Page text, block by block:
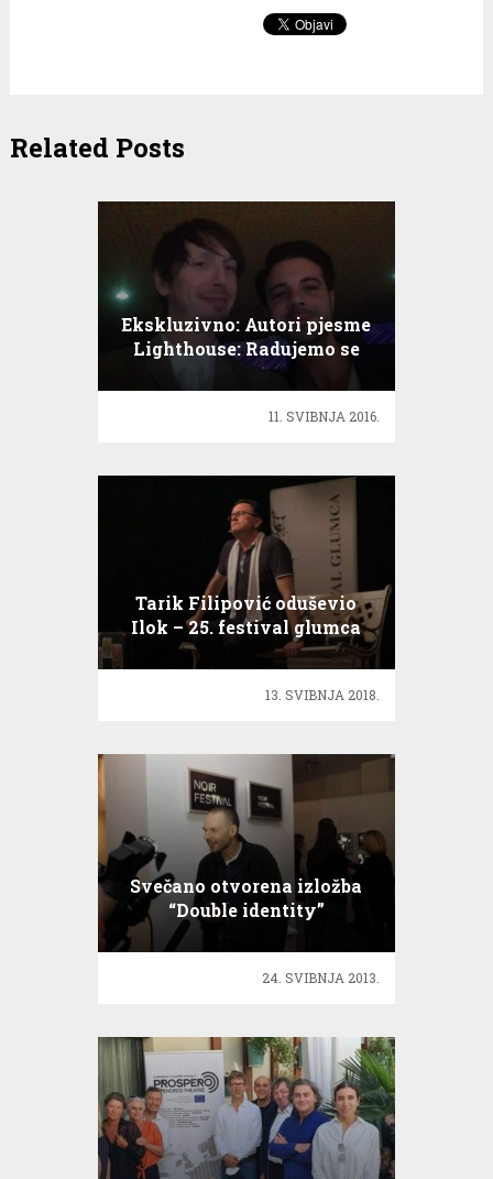
Related Posts
Ekskluzivno: Autori pjesme
Lighthouse: Radujemo se
finalu!
11. SVIBNJA 2016.
Tarik Filipović oduševio
Ilok – 25. festival glumca
svečano otvoren
13. SVIBNJA 2018.
Svečano otvorena izložba
“Double identity”
akademskog umjetnika
Saše Šekoranje
24. SVIBNJA 2013.